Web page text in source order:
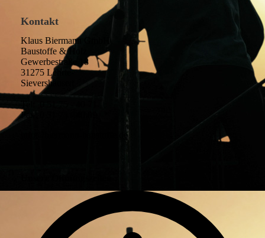
Kontakt
Klaus Biermann GmbH
Baustoffe & Holz
Gewerbestraße 18
31275 Lehrte-
Sievershausen
Fax: 0 51 75 - 40 09
info@biermann-baustoffe.de